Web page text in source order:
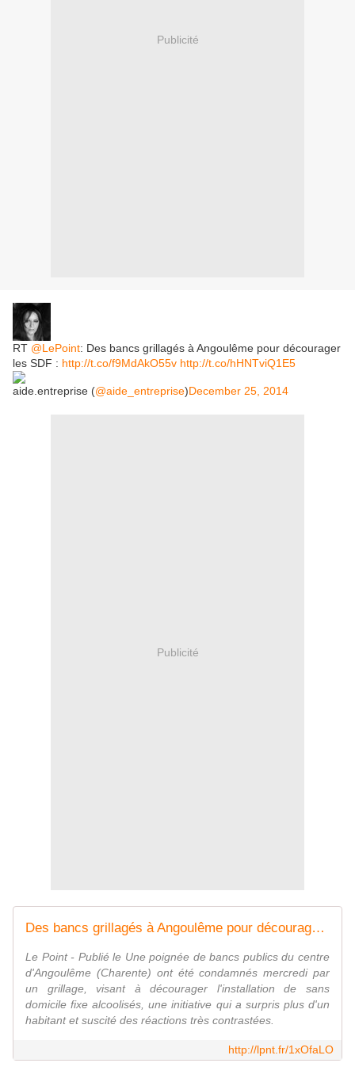
Publicité
RT @LePoint: Des bancs grillagés à Angoulême pour décourager
les SDF : http://t.co/f9MdAkO55v http://t.co/hHNTviQ1E5
aide.entreprise (@aide_entreprise)December 25, 2014
Publicité
Des bancs grillagés à Angoulême pour décourager les SDF
Le Point - Publié le Une poignée de bancs publics du centre
d'Angoulême (Charente) ont été condamnés mercredi par
un grillage, visant à décourager l'installation de sans
domicile fixe alcoolisés, une initiative qui a surpris plus d'un
habitant et suscité des réactions très contrastées.
http://lpnt.fr/1xOfaLO